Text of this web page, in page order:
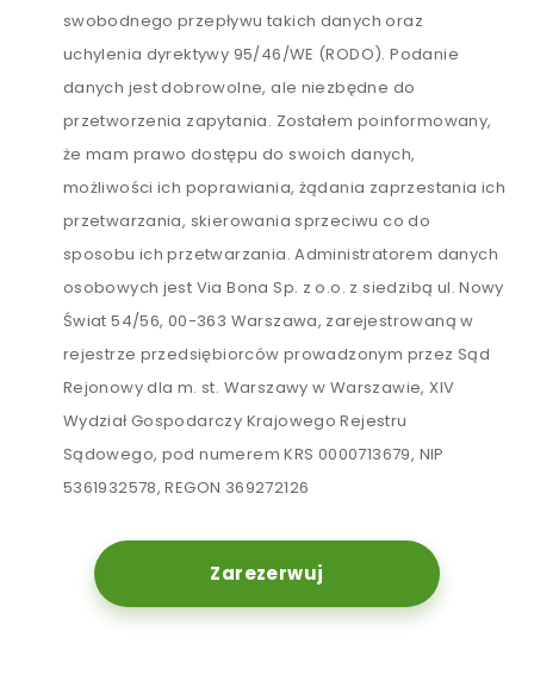
swobodnego przepływu takich danych oraz
uchylenia dyrektywy 95/46/WE (RODO). Podanie
danych jest dobrowolne, ale niezbędne do
przetworzenia zapytania. Zostałem poinformowany,
że mam prawo dostępu do swoich danych,
możliwości ich poprawiania, żądania zaprzestania ich
przetwarzania, skierowania sprzeciwu co do
sposobu ich przetwarzania. Administratorem danych
osobowych jest Via Bona Sp. z o.o. z siedzibą ul. Nowy
Świat 54/56, 00-363 Warszawa, zarejestrowaną w
rejestrze przedsiębiorców prowadzonym przez Sąd
Rejonowy dla m. st. Warszawy w Warszawie, XIV
Wydział Gospodarczy Krajowego Rejestru
Sądowego, pod numerem KRS 0000713679, NIP
5361932578, REGON 369272126
Zarezerwuj